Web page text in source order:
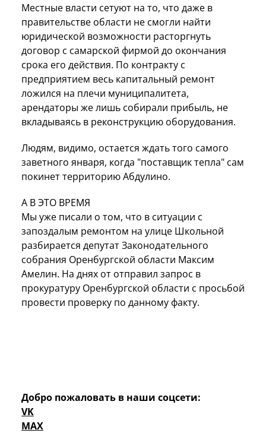
Местные власти сетуют на то, что даже в
правительстве области не смогли найти
юридической возможности расторгнуть
договор с самарской фирмой до окончания
срока его действия. По контракту с
предприятием весь капитальный ремонт
ложился на плечи муниципалитета,
арендаторы же лишь собирали прибыль, не
вкладываясь в реконструкцию оборудования.
Людям, видимо, остается ждать того самого
заветного января, когда "поставщик тепла" сам
покинет территорию Абдулино.
А В ЭТО ВРЕМЯ
Мы уже писали о том, что в ситуации с
запоздалым ремонтом на улице Школьной
разбирается депутат Законодательного
собрания Оренбургской области Максим
Амелин. На днях от отправил запрос в
прокуратуру Оренбургской области с просьбой
провести проверку по данному факту.
Добро пожаловать в наши соцсети:
VK
MAX